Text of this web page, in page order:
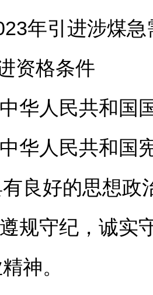
年引进涉煤
格条件
人民共和国
人民共和国宪
良好的思想政
守纪，诚实守
神。